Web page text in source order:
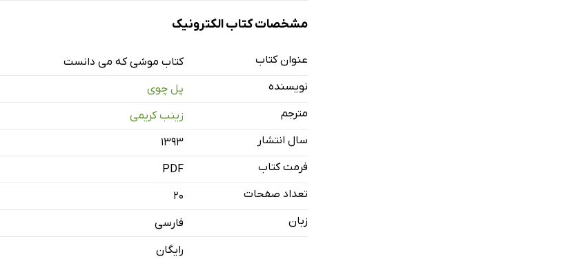
مشخصات کتاب الکترونیک
عنوان کتاب
کتاب موشی که می دانست
نویسنده
پل چوی
مترجم
زینب کریمی
سال انتشار
۱۳۹۳
فرمت کتاب
PDF
تعداد صفحات
20
زبان
فارسی
رایگان